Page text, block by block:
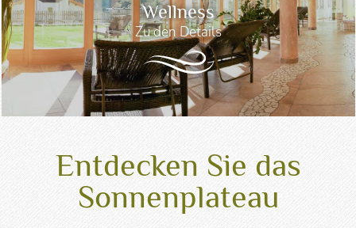
Wellness
Zu den Details
Entdecken Sie das
Sonnenplateau